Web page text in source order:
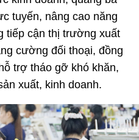
tuyến, nâng cao năng
tiếp cận thị trường xuất
cường đối thoại, đồng
trợ tháo gỡ khó khăn,
xuất, kinh doanh.